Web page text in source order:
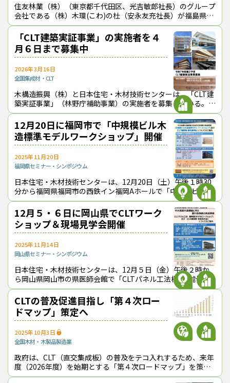
住友林業（株）（東京都千代田区、光吉敏郎社長）のグループ
会社である（株）木環(こわ)の杜（安永友充社長）が福島県い
わき市に新設した四倉工場*1*2*3で３月24日に開業式が行わ
れ、最新鋭の国産材加工
「CLT建築実証事業」の実施者を４
月６日まで募集中
2026年3月16日
全国集成材・CLT
木構造振興（株）と日本住宅・木材技術センターは、「CLT建
築実証事業」（林野庁補助事業）の実施者を募集している。
CLTを使った建築物の設計・建築などでモデルとなる取り組み
を選定し、建築費等の３/10
12月20日に福岡市で「中規模ビル木
造標準モデルワークショップ」開催
2025年11月20日
福岡県セミナー・シンポジウム
日本住宅・木材技術センターは、12月20日（土）午後１時30
分から福岡県福岡市の西鉄イン福岡Aホールで「中規模ビル木
造標準モデルワークショップ」を開催し、芝浦工業大学建築学
部の山代悟教授による講義の
12月５・６日に岡山県でCLTワーク
ショップ＆現場見学会開催
2025年11月14日
岡山県セミナー・シンポジウム
日本住宅・木材技術センターは、12月５日（金）午後２時か
ら岡山県岡山市の県医師会館で「CLTパネル工法標準設計モデ
ルワークショップ」を開き、追手門学院大学准教授の青島啓太
氏が同パネル工法による４・５
CLTの普及促進目指し「第４次ロー
ドマップ」策定へ
2025年10月3日
全国木材・木製品製造業
政府は、CLT（直交集成板）の普及をテコ入れするため、来年
度（2026年度）を始期とする「第４次ロードマップ」を策定
する。９月29日に開いた関係省庁連絡会議で、今年度（2025